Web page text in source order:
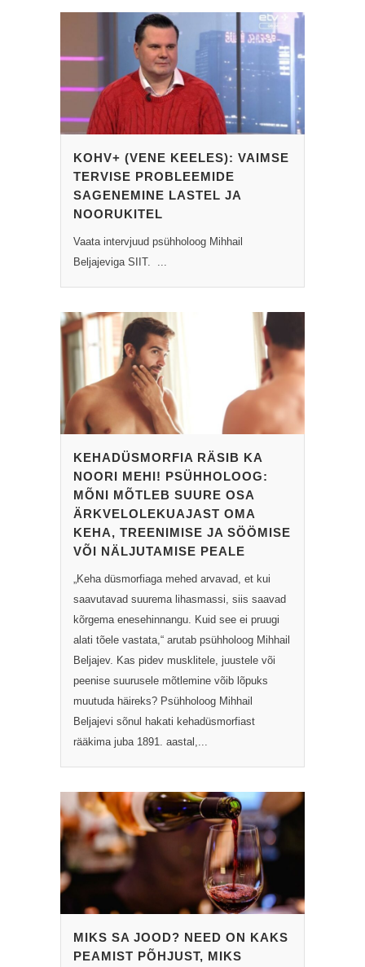
KOHV+ (VENE KEELES): VAIMSE
TERVISE PROBLEEMIDE
SAGENEMINE LASTEL JA
NOORUKITEL
Vaata intervjuud psühholoog Mihhail
Beljajeviga SIIT. ...
KEHADÜSMORFIA RÄSIB KA
NOORI MEHI! PSÜHHOLOOG:
MÕNI MÕTLEB SUURE OSA
ÄRKVELOLEKUAJAST OMA
KEHA, TREENIMISE JA SÖÖMISE
VÕI NÄLJUTAMISE PEALE
„Keha düsmorfiaga mehed arvavad, et kui
saavutavad suurema lihasmassi, siis saavad
kõrgema enesehinnangu. Kuid see ei pruugi
alati tõele vastata,“ arutab psühholoog Mihhail
Beljajev. Kas pidev musklitele, juustele või
peenise suurusele mõtlemine võib lõpuks
muutuda häireks? Psühholoog Mihhail
Beljajevi sõnul hakati kehadüsmorfiast
rääkima juba 1891. aastal,...
MIKS SA JOOD? NEED ON KAKS
PEAMIST PÕHJUST, MIKS